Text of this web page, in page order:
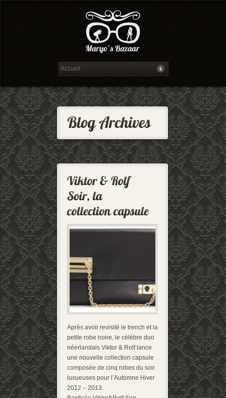
Après avoir revisité le trench et la
petite robe noire, le célèbre duo
néerlandais Viktor & Rolf lance
une nouvelle collection capsule
composée de cinq robes du soir
luxueuses pour l’Automne Hiver
2012 – 2013.